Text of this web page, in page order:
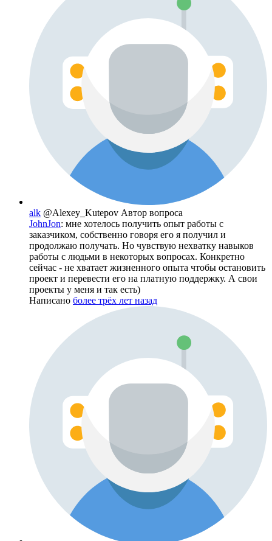
alk @Alexey_Kutepov Автор вопроса
JohnJon: мне хотелось получить опыт работы с
заказчиком, собственно говоря его я получил и
продолжаю получать. Но чувствую нехватку навыков
работы с людьми в некоторых вопросах. Конкретно
сейчас - не хватает жизненного опыта чтобы остановить
проект и перевести его на платную поддержку. А свои
проекты у меня и так есть)
Написано более трёх лет назад